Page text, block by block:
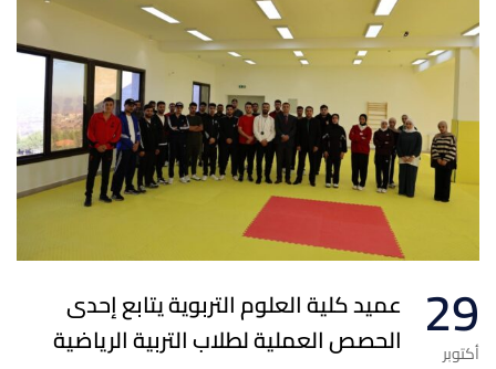
29
أكتوبر
عميد كلية العلوم التربوية يتابع إحدى
الحصص العملية لطلاب التربية الرياضية